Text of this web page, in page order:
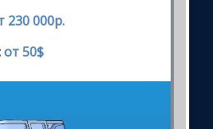
230 000р.
от 50$